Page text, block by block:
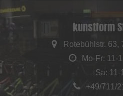
kunstform
Rotebühlstr. 63,
Mo-Fr: 11-
Sa: 11-
+49/711/